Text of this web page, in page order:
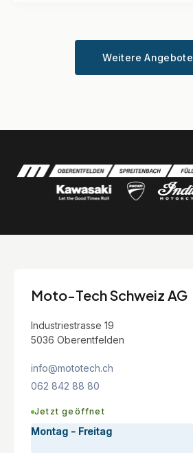
Weitere Angebote
Moto-Tech Schweiz AG
Industriestrasse 19
5036 Oberentfelden
info@mototech.ch
062 842 88 80
Jetzt geöffnet
Montag - Freitag